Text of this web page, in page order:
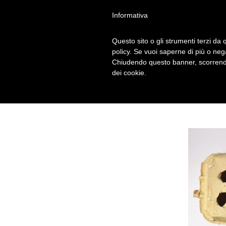
SECONDA
Informativa
Questo sito o gli strumenti terzi da
policy. Se vuoi saperne di più o
Chiudendo questo banner,
dei cookie.